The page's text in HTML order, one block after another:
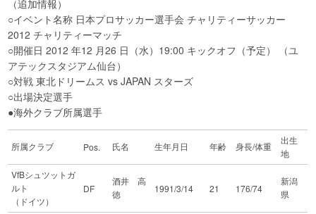
（追加情報）
○イベント名称 日本プロサッカー選手会 チャリティーサッカー
2012 チャリティーマッチ
○開催日 2012 年12 月26 日（水）19:00 キックオフ（予定） （ユ
アテックスタジアム仙台）
○対戦 東北ドリームス vs JAPAN スターズ
○出場決定選手
●海外クラブ所属選手
所属クラブ Pos. 氏名 生年月日 年齢 身長/体重
出生
地
VfBシュツットガ
ルト
（ドイツ）
DF
酒井 高
徳
1991/3/14 21 176/74
新潟
県